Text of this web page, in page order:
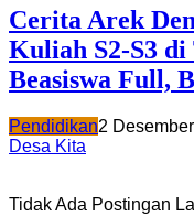
Cerita Arek
Kuliah S2-S3
Beasiswa Full,
Pendidikan2
Desa Kita
Tidak Ada Postingan